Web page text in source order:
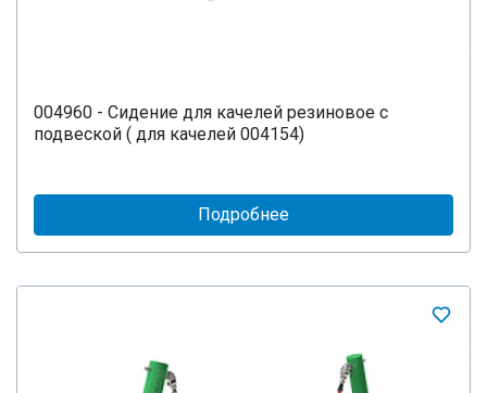
004960 - Сидение для качелей резиновое с
подвеской ( для качелей 004154)
Подробнее